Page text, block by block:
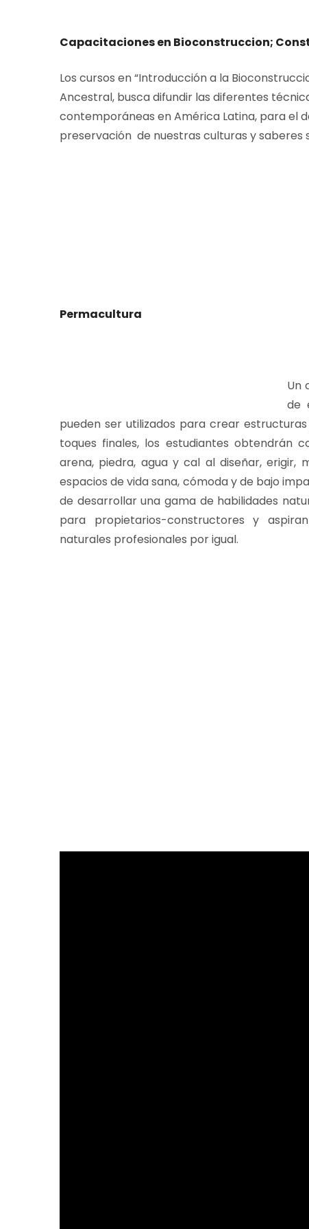
Capacitaciones en Bioconstruccion;
Los cursos en “Introducción a la
Ancestral, busca difundir las diferentes
contemporáneas en América Latina, para el
preservación de nuestras culturas y saberes
Permacultura
Un
de
pueden ser utilizados para crear
toques finales, los estudiantes obtendrán
arena, piedra, agua y cal al diseñar, erigir,
espacios de vida sana, cómoda y de bajo
de desarrollar una gama de habilidades
para propietarios-constructores y
naturales profesionales por igual.